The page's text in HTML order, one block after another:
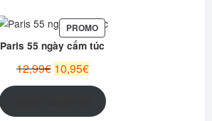
PROMOPRODUIT
EN
PROMOTION
Paris 55 ngày cấm túc
12,99€ Le
10,95€Le
actuel
est :